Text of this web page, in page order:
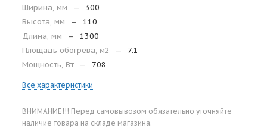
Ширина, мм
—
300
Высота, мм
—
110
Длина, мм
—
1300
Площадь обогрева, м2
—
7.1
Мощность, Вт
— 708
Все характеристики
ВНИМАНИЕ!!! Перед самовывозом обязательно уточняйте
наличие товара на складе магазина.